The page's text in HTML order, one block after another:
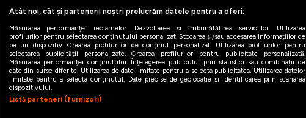
iAMsport.ro © 2026
Politica de utilizare Cookies Cine suntem Contact Gestionați preferințele
Atât noi, cât și partenerii noștri prelucrăm datele pentru a oferi:
Măsurarea performanței reclamelor. Dezvoltarea și îmbunătățirea serviciilor. Utilizarea
profilurilor pentru selectarea conținutului personalizat. Stocarea și/sau accesarea informațiilor de
pe un dispozitiv. Crearea profilurilor de conținut personalizat. Utilizarea profilurilor pentru
selectarea publicității personalizate. Crearea profilurilor pentru publicitate personalizată.
Măsurarea performanței conținutului. Înțelegerea publicului prin statistici sau combinații de
date din surse diferite. Utilizarea de date limitate pentru a selecta publicitatea. Utilizarea datelor
limitate pentru a selecta conținutul. Date precise de geolocație și identificarea prin scanarea
dispozitivului.
Listă parteneri (furnizori)